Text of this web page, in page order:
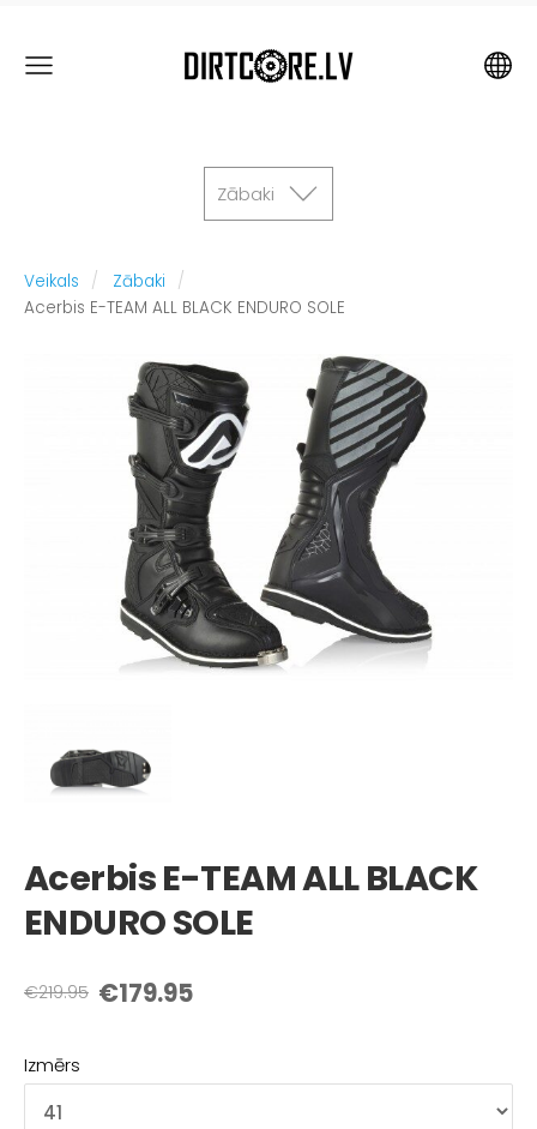
Zābaki
Veikals
Zābaki
Acerbis E-TEAM ALL BLACK ENDURO SOLE
Acerbis E-TEAM ALL BLACK
ENDURO SOLE
€219.95 €179.95
Izmērs